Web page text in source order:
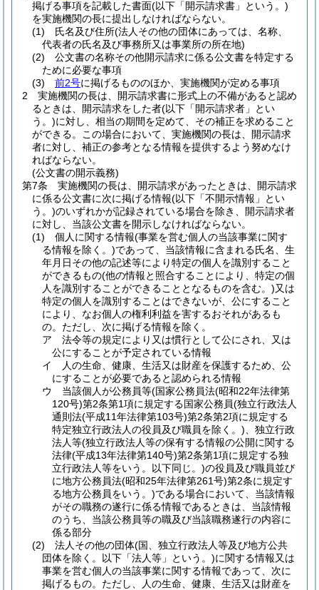
掲げる事項を記載した書面(以下「開示請求書」という。)
を実施機関の長に提出しなければならない。
(1)
氏名及び住所(法人その他の団体にあっては、名称、
代表者の氏名及び事務所又は事業所の所在地)
(2)
公文書の名称その他開示請求に係る公文書を特定する
ために必要な事項
(3)
前2号に掲げるもののほか、実施機関が定める事項
2
実施機関の長は、開示請求書に形式上の不備があると認め
るときは、開示請求をした者(以下「開示請求者」とい
う。)に対し、相当の期間を定めて、その補正を求めること
ができる。
この場合において、実施機関の長は、開示請求
者に対し、補正の参考となる情報を提供するよう努めなけ
ればならない。
(公文書の開示義務)
第7条
実施機関の長は、開示請求があったときは、開示請求
に係る公文書に次に掲げる情報(以下「不開示情報」とい
う。)のいずれかが記録されている場合を除き、開示請求者
に対し、当該公文書を開示しなければならない。
(1)
個人に関する情報(事業を営む個人の当該事業に関す
る情報を除く。)であって、当該情報に含まれる氏名、生
年月日その他の記述等により特定の個人を識別すること
ができるもの(他の情報と照合することにより、特定の個
人を識別することができることとなるものを含む。)又は
特定の個人を識別することはできないが、公にすること
により、なお個人の権利利益を害するおそれがあるも
の。 ただし、次に掲げる情報を除く。
ア
法令等の規定により又は慣行として公にされ、又は
公にすることが予定されている情報
イ
人の生命、健康、生活又は財産を保護するため、公
にすることが必要であると認められる情報
ウ
当該個人が公務員等(国家公務員法(昭和22年法律第
120号)第2条第1項に規定する国家公務員(独立行政法人
通則法(平成11年法律第103号)第2条第2項に規定する
特定独立行政法人の役員及び職員を除く。) 、独立行政
法人等(独立行政法人等の保有する情報の公開に関する
法律(平成13年法律第140号)第2条第1項に規定する独
立行政法人等をいう。以下同じ。)の役員及び職員並び
に地方公務員法(昭和25年法律第261号)第2条に規定す
る地方公務員をいう。)である場合において、当該情報
がその職務の遂行に係る情報であるときは、当該情報
のうち、当該公務員等の職及び当該職務遂行の内容に
係る部分
(2)
法人その他の団体(国、独立行政法人等及び地方公共
団体を除く。以下「法人等」という。)に関する情報又は
事業を営む個人の当該事業に関する情報であって、次に
掲げるもの。 ただし、人の生命、健康、生活又は財産を